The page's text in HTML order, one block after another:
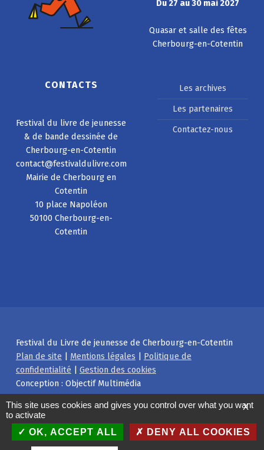
Du 27 au 30 mai 2027
Quasar et salle des fêtes
Cherbourg-en-Cotentin
CONTACTS
Festival du livre de jeunesse
& de bande dessinée de
Cherbourg-en-Cotentin
contact@festivaldulivre.com
Mairie de Cherbourg en
Cotentin
10 place Napoléon
50100 Cherbourg-en-
Cotentin
Les archives
Les partenaires
Contactez-nous
Festival du Livre de jeunesse de Cherbourg-en-Cotentin
Plan de site | Mentions légales | Politique de
confidentialité | Gestion des cookies
Conception : Objectif Multimédia
Facebook
Instagram
Back to top ↑ X
This site uses cookies and gives you control over what you want
to activate
OK, ACCEPT ALL
DENY ALL COOKIES